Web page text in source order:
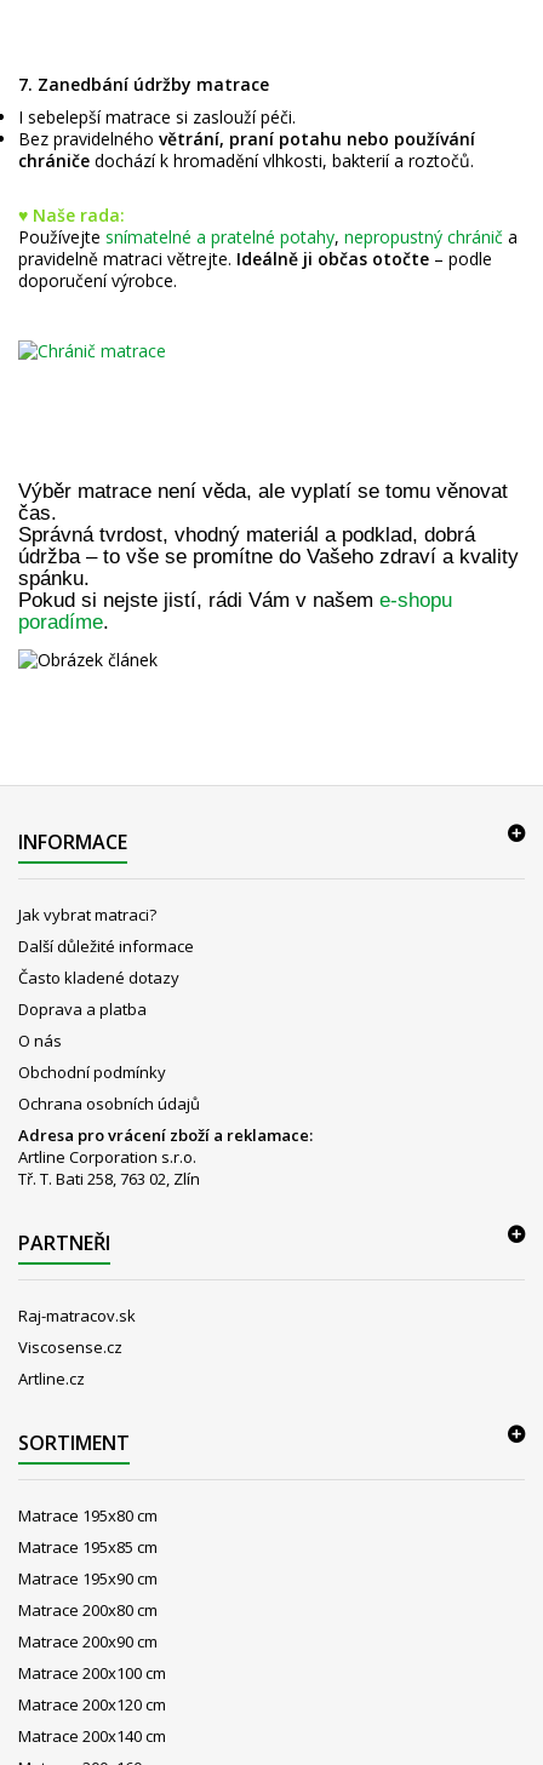
7. Zanedbání údržby matrace
I sebelepší matrace si zaslouží péči.
Bez pravidelného větrání, praní potahu nebo používání
chrániče dochází k hromadění vlhkosti, bakterií a roztočů.
♥ Naše rada:
Používejte snímatelné a pratelné potahy, nepropustný chránič a
pravidelně matraci větrejte. Ideálně ji občas otočte – podle
doporučení výrobce.
Výběr matrace není věda, ale vyplatí se tomu věnovat
čas.
Správná tvrdost, vhodný materiál a podklad, dobrá
údržba – to vše se promítne do Vašeho zdraví a kvality
spánku.
Pokud si nejste jistí, rádi Vám v našem e-shopu
poradíme.
INFORMACE
Jak vybrat matraci?
Další důležité informace
Často kladené dotazy
Doprava a platba
O nás
Obchodní podmínky
Ochrana osobních údajů
Adresa pro vrácení zboží a reklamace:
Artline Corporation s.r.o.
Tř. T. Bati 258, 763 02, Zlín
PARTNEŘI
Raj-matracov.sk
Viscosense.cz
Artline.cz
SORTIMENT
Matrace 195x80 cm
Matrace 195x85 cm
Matrace 195x90 cm
Matrace 200x80 cm
Matrace 200x90 cm
Matrace 200x100 cm
Matrace 200x120 cm
Matrace 200x140 cm